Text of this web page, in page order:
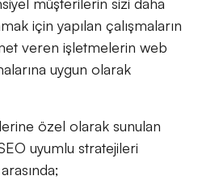
için yapılan çalışmaların
veren işletmelerin web
uygun olarak
özel olarak sunulan
uyumlu stratejileri